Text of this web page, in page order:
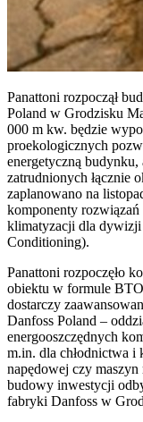
Panattoni rozpoczął
Poland w Grodzisku
000 m kw. będzie
proekologicznych
energetyczną
zatrudnionych łącznie
zaplanowano na
komponenty
klimatyzacji dla
Conditioning).
Panattoni rozpoczęło
obiektu w formule
dostarczy
Danfoss Poland –
energooszczędnych
m.in. dla chłodnictwa
napędowej czy
budowy inwestycji
fabryki Danfoss w